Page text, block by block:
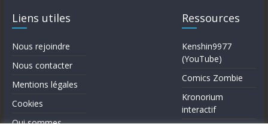
Liens utiles
Nous rejoindre
Nous contacter
Mentions légales
Cookies
Ressources
Kenshin9977
(YouTube)
Comics Zombie
Kronorium
interactif